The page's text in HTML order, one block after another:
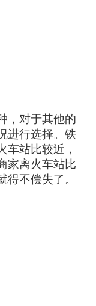
，对于其他的
进行选择。铁
车站比较近，
家离火车站比
不偿失了。